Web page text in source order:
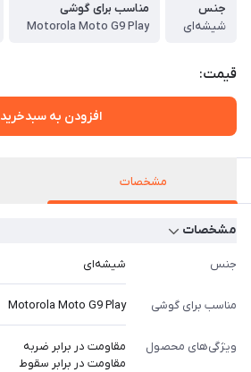
جنس
شیشه‌ای
مناسب برای گوشی‌
Motorola Moto G9 Play
قیمت:
افزودن به سبدخرید
مشخصات
مشخصات
جنس شیشه‌ای
مناسب برای گوشی‌ Motorola Moto G9 Play
ویژگی‌های محصول
مقاومت در برابر ضربه
مقاومت در برابر سقوط